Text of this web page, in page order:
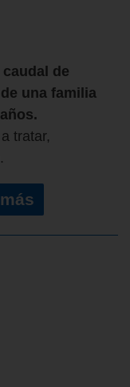
caudal de
una familia
tratar,